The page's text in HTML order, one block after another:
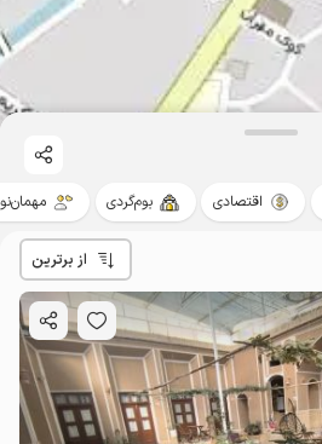
اقتصادی بوم‌گردی
از برترین